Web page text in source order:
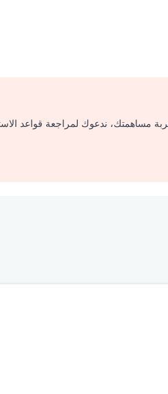
مساهمتك، ندعوك لمراجعة قواعد